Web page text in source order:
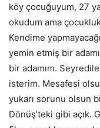
köy çocuğuyum, 27
okudum ama
Kendime
yemin etmiş bir
bir adamım.
isterim. Mesafesi
yukarı sorunu olsun
Dönüş’teki gibi açık.